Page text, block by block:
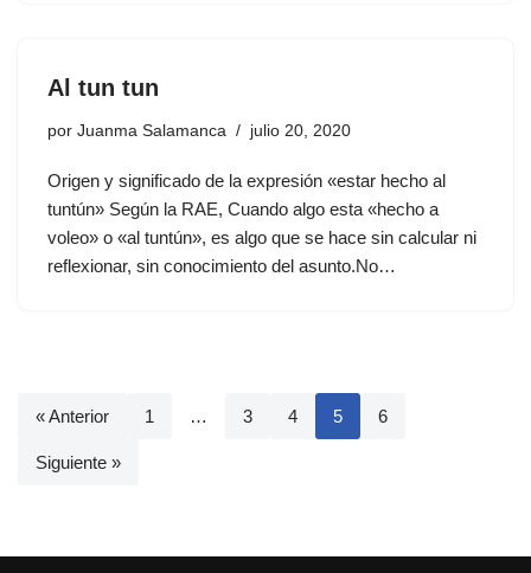
Al tun tun
por Juanma Salamanca julio 20, 2020
Origen y significado de la expresión «estar hecho al
tuntún» Según la RAE, Cuando algo esta «hecho a
voleo» o «al tuntún», es algo que se hace sin calcular ni
reflexionar, sin conocimiento del asunto.No…
« Anterior 1 … 3 4 5 6
Siguiente »